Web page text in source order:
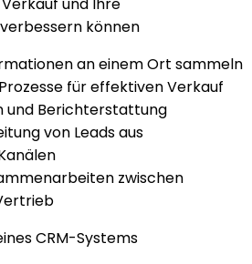
können
an einem Ort sammeln
für effektiven Verkauf
und Berichterstattung
von Leads aus
zwischen
CRM-Systems